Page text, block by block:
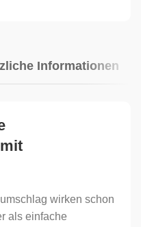
Informationen
wirken schon
als einfache